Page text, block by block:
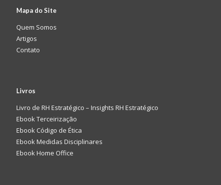
Mapa do Site
Quem Somos
Artigos
Contato
Livros
Livro de RH Estratégico – Insights RH Estratégico
Ebook Terceirização
Ebook Código de Ética
Ebook Medidas Disciplinares
Ebook Home Office